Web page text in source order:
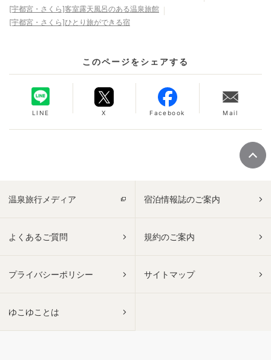
[宇都宮・さくら]客室露天風呂のある温泉旅館
[宇都宮・さくら]ひとり旅ができる宿
このページをシェアする
LINE X Facebook Mail
温泉旅行メディア 宿泊情報誌のご案内
よくあるご質問 規約のご案内
プライバシーポリシー サイトマップ
ゆこゆことは